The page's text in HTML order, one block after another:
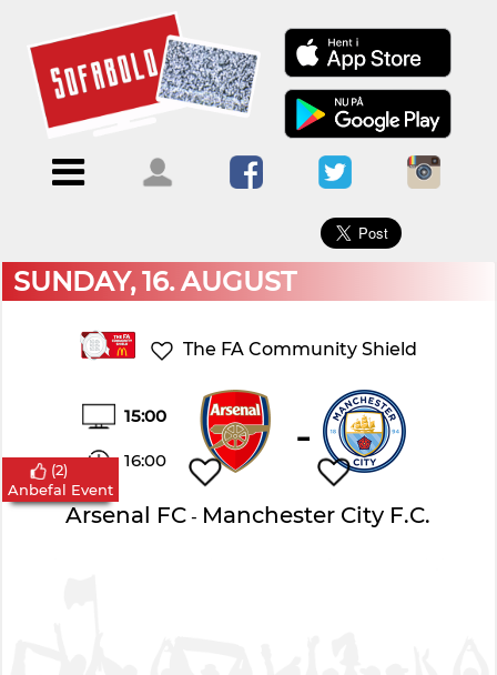
Menu
ForsideKalendere
Blogs
Om
Sofabold
Kontakt
bruger
ind
×
SUNDAY, 16. AUGUST
The FA Community Shield
15:00
16:00 -
Arsenal FC - Manchester City F.C.
(2)
Anbefal Event